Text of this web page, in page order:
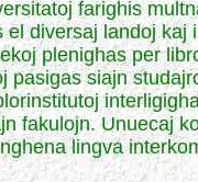
farighis
el diversaj landoj kaj
plenighas per
pasigas siajn
fakulojn. Unuecaj
lingva